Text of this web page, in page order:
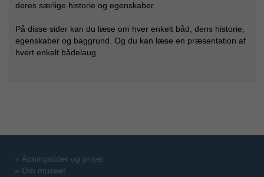
deres særlige historie og egenskaber.
På disse sider kan du læse om hver enkelt båd, dens historie,
egenskaber og baggrund. Og du kan læse en præsentation af
hvert enkelt bådelaug.
» Åbningstider og priser
» Om museet